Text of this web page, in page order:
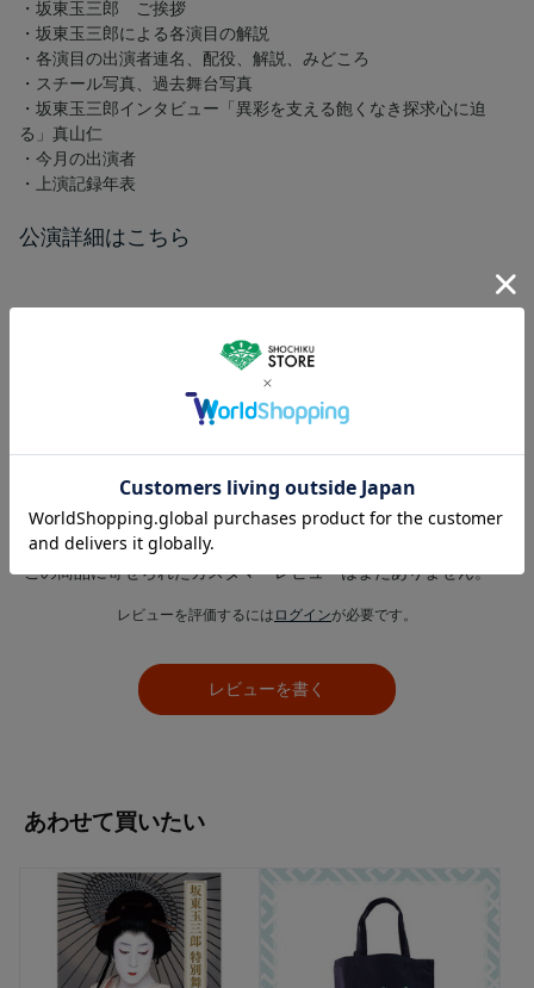
・坂東玉三郎 ご挨拶
・坂東玉三郎による各演目の解説
・各演目の出演者連名、配役、解説、みどころ
・スチール写真、過去舞台写真
・坂東玉三郎インタビュー「異彩を支える飽くなき探求心に迫
る」真山仁
・今月の出演者
・上演記録年表
公演詳細はこちら
※こちらの商品はゆうメールとヤマト宅急便発送をお選び頂けま
※配送について詳しくは以下をご確認ください。
ユーザーレビュー
この商品に寄せられたカスタマーレビューはまだありません。
レビューを評価するには ログインが必要です。
レビューを書く
あわせて買いたい